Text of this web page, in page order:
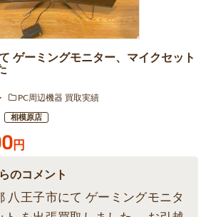
ゲーミングモニター、マイクセット
PC周辺機器 買取実績
相模原店
円
のコメント
八王子市にて ゲーミングモニタ